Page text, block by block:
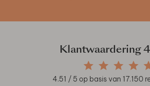
Klantwaardering
4.51 / 5 op basis van 17.150